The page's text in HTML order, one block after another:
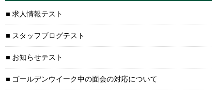
求人情報テスト
スタッフブログテスト
お知らせテスト
ゴールデンウイーク中の面会の対応について